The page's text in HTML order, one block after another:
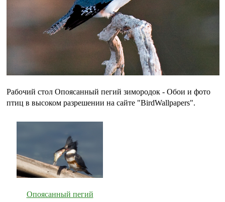
Рабочий стол Опоясанный пегий зимородок - Обои и фото
птиц в высоком разрешении на сайте "BirdWallpapers".
Опоясанный пегий